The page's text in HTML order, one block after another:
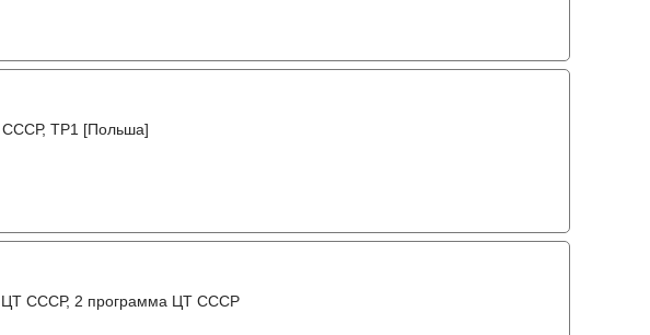
TP1 [Польша]
ЦТ СССР, 2 программа ЦТ СССР